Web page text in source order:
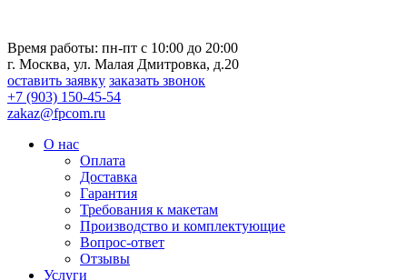
Время работы: пн-пт с 10:00 до 20:00
г. Москва, ул. Малая Дмитровка, д.20
оставить заявку заказать звонок
+7 (903) 150-45-54
zakaz@fpcom.ru
О нас
Оплата
Доставка
Гарантия
Требования к макетам
Производство и комплектующие
Вопрос-ответ
Отзывы
Услуги